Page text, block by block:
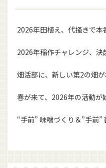
2026年田植え、代掻きで本
2026年稲作チャレンジ、
畑活部に、新しい第2の畑が
春が来て、2026年の活動が
“手前” 味噌づくり＆”手前”